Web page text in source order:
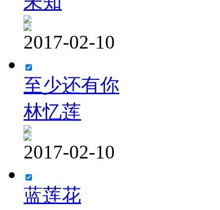
2017-02-10
至少还有你
林忆莲
2017-02-10
蓝莲花